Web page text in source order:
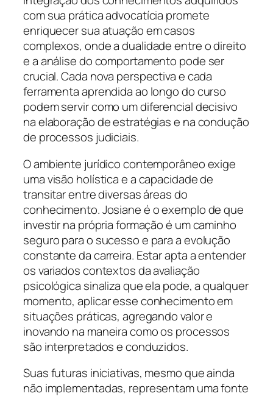
com sua prática advocatícia promete
enriquecer sua atuação em casos
complexos, onde a dualidade entre o direito
e a análise do comportamento pode ser
crucial. Cada nova perspectiva e cada
ferramenta aprendida ao longo do curso
podem servir como um diferencial decisivo
na elaboração de estratégias e na condução
de processos judiciais.
O ambiente jurídico contemporâneo exige
uma visão holística e a capacidade de
transitar entre diversas áreas do
conhecimento. Josiane é o exemplo de que
investir na própria formação é um caminho
seguro para o sucesso e para a evolução
constante da carreira. Estar apta a entender
os variados contextos da avaliação
psicológica sinaliza que ela pode, a qualquer
momento, aplicar esse conhecimento em
situações práticas, agregando valor e
inovando na maneira como os processos
são interpretados e conduzidos.
Suas futuras iniciativas, mesmo que ainda
não implementadas, representam uma fonte